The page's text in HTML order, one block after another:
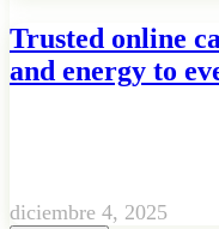
Trusted online
and energy to
diciembre 4, 2025